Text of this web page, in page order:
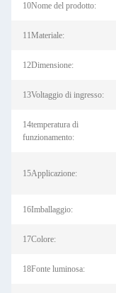
10Nome del prodotto:
11Materiale:
12Dimensione:
13Voltaggio di ingresso:
14temperatura di
funzionamento:
15Applicazione:
16Imballaggio:
17Colore:
18Fonte luminosa: